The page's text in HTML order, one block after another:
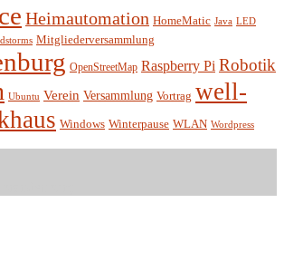
Heimautomation HomeMatic Java LED
Mitgliederversammlung
OpenStreetMap Raspberry Pi Robotik
Ubuntu Verein Versammlung Vortrag well-
Windows Winterpause WLAN Wordpress